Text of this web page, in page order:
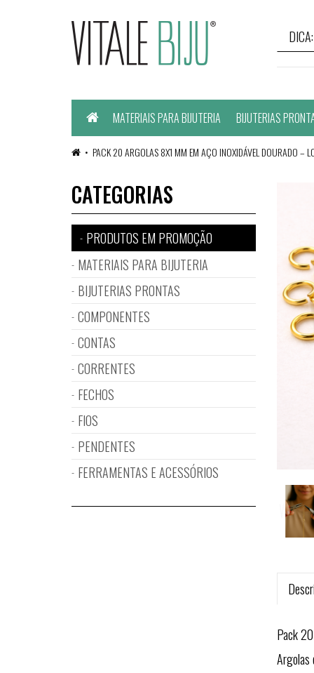
HomeMATERIAIS PARA BIJUTERIA BIJUTERIAS
PACK 20 ARGOLAS 8X1 MM EM AÇO INOXIDÁVEL DOURADO –
Pack
Argolas
CATEGORIAS
PRODUTOS EM PROMOÇÃO
MATERIAIS PARA BIJUTERIA
BIJUTERIAS PRONTAS
COMPONENTES
CONTAS
CORRENTES
FECHOS
FIOS
PENDENTES
FERRAMENTAS E ACESSÓRIOS